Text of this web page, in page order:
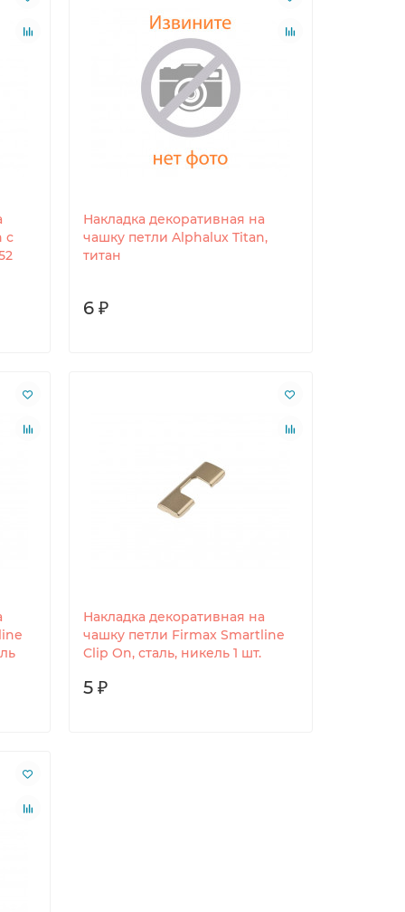
с
Накладка декоративная на
чашку петли Alphalux Titan,
титан
6 ₽
Накладка декоративная на
чашку петли Firmax Smartline
Clip On, сталь, никель 1 шт.
5 ₽